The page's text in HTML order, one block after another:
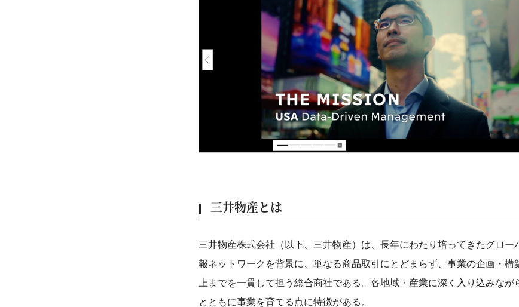
三井物産とは
三井物産株式会社（以下、三井物産）は、長年にわたり培ってきたグロー
報ネットワークを背景に、単なる商品取引にとどまらず、事業の企画・構
上までを一貫して担う総合商社である。各地域・産業に深く入り込みなが
とともに事業を育てる点に特徴がある。